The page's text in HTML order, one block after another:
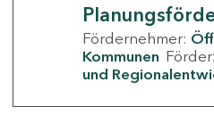
Fördernehmer:
Kommunen
und